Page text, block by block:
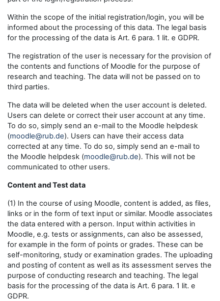
Within the scope of the initial registration/login, you will be
informed about the processing of this data. The legal basis
for the processing of the data is Art. 6 para. 1 lit. e GDPR.
The registration of the user is necessary for the provision of
the contents and functions of Moodle for the purpose of
research and teaching. The data will not be passed on to
third parties.
The data will be deleted when the user account is deleted.
Users can delete or correct their user account at any time.
To do so, simply send an e-mail to the Moodle helpdesk
(moodle@rub.de). Users can have their access data
corrected at any time. To do so, simply send an e-mail to
the Moodle helpdesk (moodle@rub.de). This will not be
communicated to other users.
Content and Test data
(1) In the course of using Moodle, content is added, as files,
links or in the form of text input or similar. Moodle associates
the data entered with a person. Input within activities in
Moodle, e.g. tests or assignments, can also be assessed,
for example in the form of points or grades. These can be
self-monitoring, study or examination grades. The uploading
and posting of content as well as its assessment serves the
purpose of conducting research and teaching. The legal
basis for the processing of the data is Art. 6 para. 1 lit. e
GDPR.